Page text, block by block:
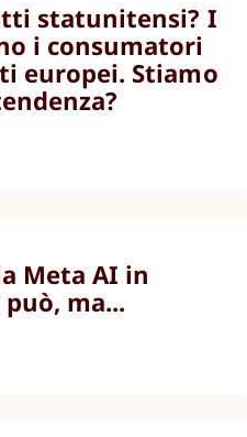
statunitensi? I
i consumatori
europei. Stiamo
Meta AI in
ma...